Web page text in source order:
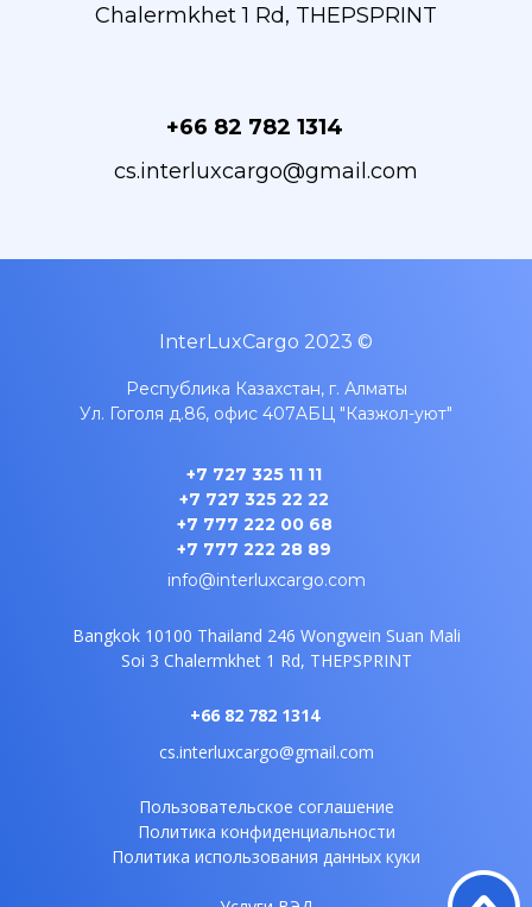
Chalermkhet 1 Rd, THEPSPRINT
+66 82 782 1314
cs.interluxcargo@gmail.com
InterLuxCargo 2023 ©
Республика Казахстан, г. Алматы
Ул. Гоголя д.86, офис 407AБЦ "Казжол-уют"
+7 727 325 11 11
+7 727 325 22 22
+7 777 222 00 68
+7 777 222 28 89
info@interluxcargo.com
Bangkok 10100 Thailand 246 Wongwein Suan Mali
Soi 3 Chalermkhet 1 Rd, THEPSPRINT
+66 82 782 1314
cs.interluxcargo@gmail.com
Пользовательское соглашение
Политика конфиденциальности
Политика использования данных куки